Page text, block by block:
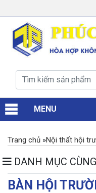
MENU
Trang chủ »Nội thất hội
DANH MỤC
BÀN HỘI